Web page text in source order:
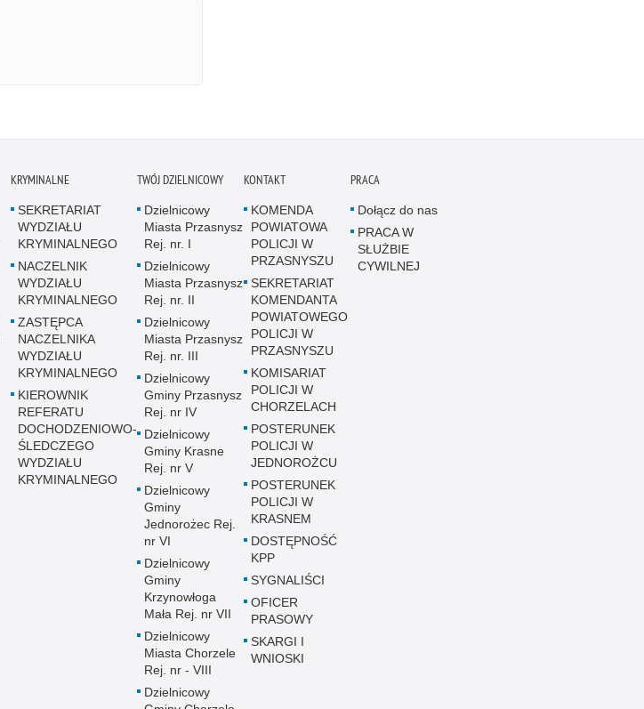
KRYMINALNE
SEKRETARIAT
WYDZIAŁU
KRYMINALNEGO
NACZELNIK
WYDZIAŁU
KRYMINALNEGO
ZASTĘPCA
NACZELNIKA
WYDZIAŁU
KRYMINALNEGO
KIEROWNIK
REFERATU
DOCHODZENIOWO-
ŚLEDCZEGO
WYDZIAŁU
KRYMINALNEGO
TWÓJ DZIELNICOWY
Dzielnicowy
Miasta Przasnysz
Rej. nr. I
Dzielnicowy
Miasta Przasnysz
Rej. nr. II
Dzielnicowy
Miasta Przasnysz
Rej. nr. III
Dzielnicowy
Gminy Przasnysz
Rej. nr IV
Dzielnicowy
Gminy Krasne
Rej. nr V
Dzielnicowy
Gminy
Jednorożec Rej.
nr VI
Dzielnicowy
Gminy
Krzynowłoga
Mała Rej. nr VII
Dzielnicowy
Miasta Chorzele
Rej. nr - VIII
Dzielnicowy
KONTAKT
KOMENDA
POWIATOWA
POLICJI W
PRZASNYSZU
SEKRETARIAT
KOMENDANTA
POWIATOWEGO
POLICJI W
PRZASNYSZU
KOMISARIAT
POLICJI W
CHORZELACH
POSTERUNEK
POLICJI W
JEDNOROŻCU
POSTERUNEK
POLICJI W
KRASNEM
DOSTĘPNOŚĆ
KPP
SYGNALIŚCI
OFICER
PRASOWY
SKARGI I
WNIOSKI
PRACA
Dołącz do nas
PRACA W
SŁUŻBIE
CYWILNEJ